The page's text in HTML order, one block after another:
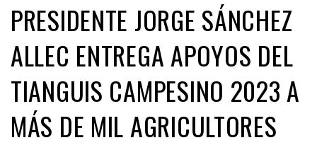
PRESIDENTE JORGE SÁNCHEZ
ALLEC ENTREGA APOYOS DEL
TIANGUIS CAMPESINO 2023 A
MÁS DE MIL AGRICULTORES